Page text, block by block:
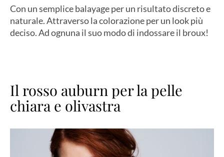
Con un semplice balayage per un risultato discreto e
naturale. Attraverso la colorazione per un look più
deciso. Ad ognuna il suo modo di indossare il broux!
Il rosso auburn per la pelle
chiara e olivastra